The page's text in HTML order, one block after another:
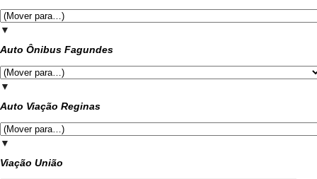
▼
Auto Ônibus Fagundes
▼
Auto Viação Reginas
▼
Viação União